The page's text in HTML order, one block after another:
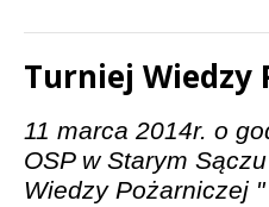
Turniej Wiedzy
Treść
11 marca 2014r. o
OSP w Starym
Wiedzy Pożarniczej